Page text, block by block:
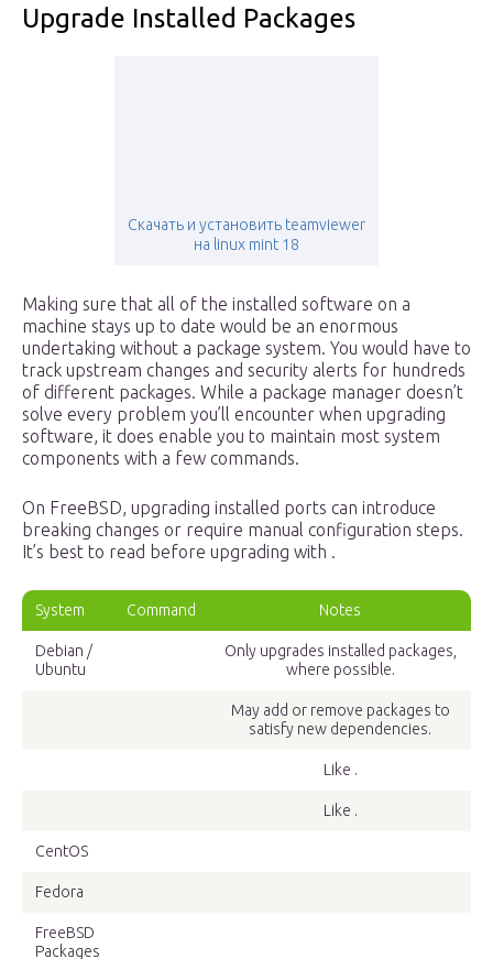
Upgrade Installed Packages
Скачать и установить teamviewer
на linux mint 18
Making sure that all of the installed software on a
machine stays up to date would be an enormous
undertaking without a package system. You would have to
track upstream changes and security alerts for hundreds
of different packages. While a package manager doesn’t
solve every problem you’ll encounter when upgrading
software, it does enable you to maintain most system
components with a few commands.
On FreeBSD, upgrading installed ports can introduce
breaking changes or require manual configuration steps.
It’s best to read before upgrading with .
System Command Notes
Debian /
Ubuntu
Only upgrades installed packages,
where possible.
May add or remove packages to
satisfy new dependencies.
Like .
Like .
CentOS
Fedora
FreeBSD
Packages